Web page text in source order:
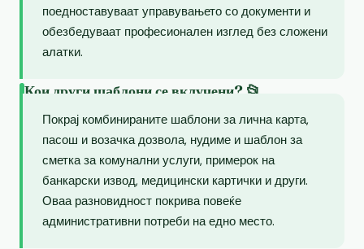
поедноставуваат управувањето со документи и
обезбедуваат професионален изглед без сложени
алатки.
Кои други шаблони се вклучени? 📂
Покрај комбинираните шаблони за лична карта,
пасош и возачка дозвола, нудиме и шаблон за
сметка за комунални услуги, примерок на
банкарски извод, медицински картички и други.
Оваа разновидност покрива повеќе
административни потреби на едно место.